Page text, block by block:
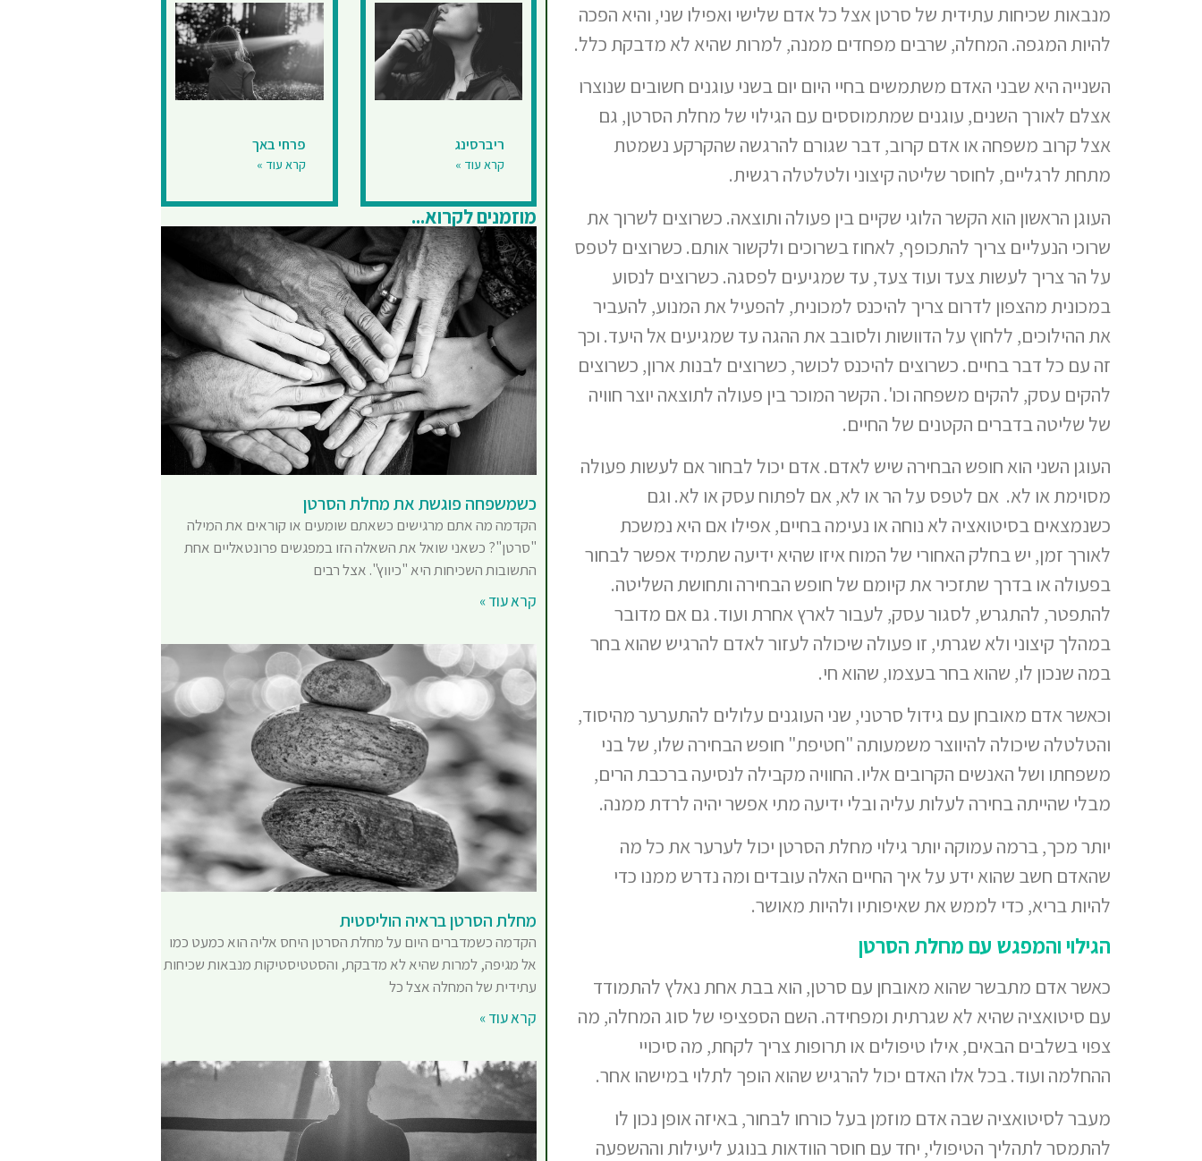
מנבאות שכיחות עתידית של סרטן אצל כל אדם שלישי ואפילו שני, והיא הפכה
להיות המגפה. המחלה, שרבים מפחדים ממנה, למרות שהיא לא מדבקת כלל.
השנייה היא שבני האדם משתמשים בחיי היום יום בשני עוגנים חשובים שנוצרו
אצלם לאורך השנים, עוגנים שמתמוססים עם הגילוי של מחלת הסרטן, גם
אצל קרוב משפחה או אדם קרוב, דבר שגורם להרגשה שהקרקע נשמטת
מתחת לרגליים, לחוסר שליטה קיצוני ולטלטלה רגשית.
העוגן הראשון הוא הקשר הלוגי שקיים בין פעולה ותוצאה. כשרוצים לשרוך את
שרוכי הנעליים צריך להתכופף, לאחוז בשרוכים ולקשור אותם. כשרוצים לטפס
על הר צריך לעשות צעד ועוד צעד, עד שמגיעים לפסגה. כשרוצים לנסוע
במכונית מהצפון לדרום צריך להיכנס למכונית, להפעיל את המנוע, להעביר
את ההילוכים, ללחוץ על הדוושות ולסובב את ההגה עד שמגיעים אל היעד. וכך
זה עם כל דבר בחיים. כשרוצים להיכנס לכושר, כשרוצים לבנות ארון, כשרוצים
להקים עסק, להקים משפחה וכו'. הקשר המוכר בין פעולה לתוצאה יוצר חוויה
של שליטה בדברים הקטנים של החיים.
העוגן השני הוא חופש הבחירה שיש לאדם. אדם יכול לבחור אם לעשות פעולה
מסוימת או לא. אם לטפס על הר או לא, אם לפתוח עסק או לא. וגם
כשנמצאים בסיטואציה לא נוחה או נעימה בחיים, אפילו אם היא נמשכת
לאורך זמן, יש בחלק האחורי של המוח איזו שהיא ידיעה שתמיד אפשר לבחור
בפעולה או בדרך שתזכיר את קיומם של חופש הבחירה ותחושת השליטה.
להתפטר, להתגרש, לסגור עסק, לעבור לארץ אחרת ועוד. גם אם מדובר
במהלך קיצוני ולא שגרתי, זו פעולה שיכולה לעזור לאדם להרגיש שהוא בחר
במה שנכון לו, שהוא בחר בעצמו, שהוא חי.
וכאשר אדם מאובחן עם גידול סרטני, שני העוגנים עלולים להתערער מהיסוד,
והטלטלה שיכולה להיווצר משמעותה "חטיפת" חופש הבחירה שלו, של בני
משפחתו ושל האנשים הקרובים אליו. החוויה מקבילה לנסיעה ברכבת הרים,
מבלי שהייתה בחירה לעלות עליה ובלי ידיעה מתי אפשר יהיה לרדת ממנה.
יותר מכך, ברמה עמוקה יותר גילוי מחלת הסרטן יכול לערער את כל מה
שהאדם חשב שהוא ידע על איך החיים האלה עובדים ומה נדרש ממנו כדי
להיות בריא, כדי לממש את שאיפותיו ולהיות מאושר.
הגילוי והמפגש עם מחלת הסרטן
כאשר אדם מתבשר שהוא מאובחן עם סרטן, הוא בבת אחת נאלץ להתמודד
עם סיטואציה שהיא לא שגרתית ומפחידה. השם הספציפי של סוג המחלה, מה
צפוי בשלבים הבאים, אילו טיפולים או תרופות צריך לקחת, מה סיכויי
ההחלמה ועוד. בכל אלו האדם יכול להרגיש שהוא הופך לתלוי במישהו אחר.
מעבר לסיטואציה שבה אדם מוזמן בעל כורחו לבחור, באיזה אופן נכון לו
להתמסר לתהליך הטיפולי, יחד עם חוסר הוודאות בנוגע ליעילות וההשפעה
ריברסינג
קרא עוד »
פרחי באך
קרא עוד »
מוזמנים לקרוא...
כשמשפחה פוגשת את מחלת הסרטן
הקדמה מה אתם מרגישים כשאתם שומעים או קוראים את המילה
"סרטן"? כשאני שואל את השאלה הזו במפגשים פרונטאליים אחת
התשובות השכיחות היא "כיווץ". אצל רבים
קרא עוד »
מחלת הסרטן בראיה הוליסטית
הקדמה כשמדברים היום על מחלת הסרטן היחס אליה הוא כמעט כמו
אל מגיפה, למרות שהיא לא מדבקת, והסטטיסטיקות מנבאות שכיחות
עתידית של המחלה אצל כל
קרא עוד »